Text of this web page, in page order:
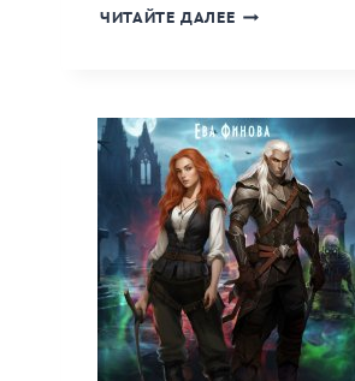
ЧИТАЙТЕ ДАЛЕЕ «КУПЛЕННАЯ